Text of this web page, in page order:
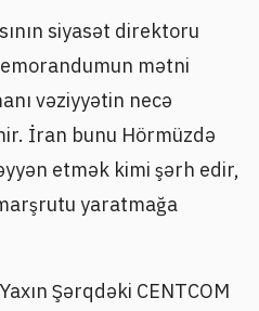
siyasət direktoru
mətni
vəziyyətin necə
İran bunu Hörmüzdə
etmək kimi şərh edir,
yaratmağa
Şərqdəki CENTCOM